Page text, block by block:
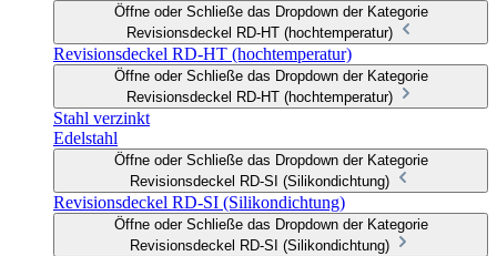
Öffne oder Schließe das Dropdown der Kategorie
Revisionsdeckel RD-HT (hochtemperatur)
Revisionsdeckel RD-HT (hochtemperatur)
Öffne oder Schließe das Dropdown der Kategorie
Revisionsdeckel RD-HT (hochtemperatur)
Stahl verzinkt
Edelstahl
Öffne oder Schließe das Dropdown der Kategorie
Revisionsdeckel RD-SI (Silikondichtung)
Revisionsdeckel RD-SI (Silikondichtung)
Öffne oder Schließe das Dropdown der Kategorie
Revisionsdeckel RD-SI (Silikondichtung)